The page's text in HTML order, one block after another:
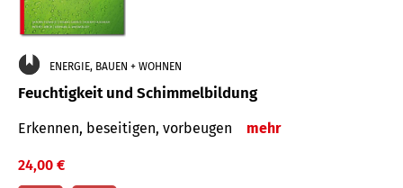
ENERGIE, BAUEN + WOHNEN
Feuchtigkeit und Schimmelbildung
Erkennen, beseitigen, vorbeugen mehr
24,00 €